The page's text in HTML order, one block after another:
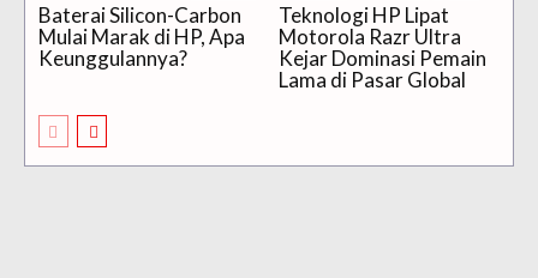
Baterai Silicon-Carbon
Mulai Marak di HP, Apa
Keunggulannya?
Teknologi HP Lipat
Motorola Razr Ultra
Kejar Dominasi Pemain
Lama di Pasar Global